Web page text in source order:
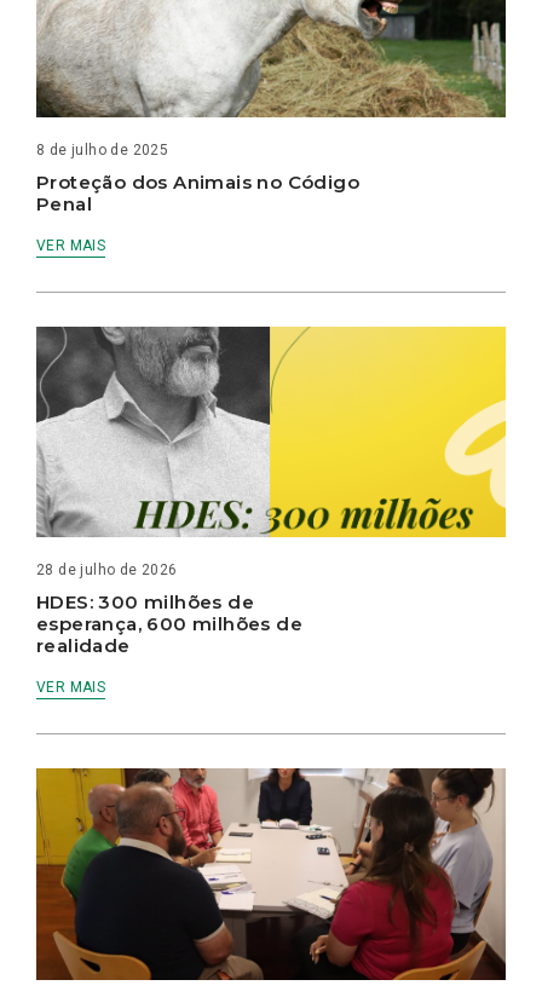
8 de julho de 2025
Proteção dos Animais no Código
Penal
VER MAIS
28 de julho de 2026
HDES: 300 milhões de
esperança, 600 milhões de
realidade
VER MAIS